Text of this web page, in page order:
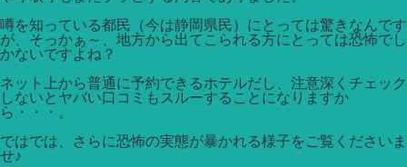
噂を知っている都民（今は静岡県民）にとっては驚きなんです
が、そっかぁ～、地方から出てこられる方にとっては恐怖でし
かないですよね？
ネット上から普通に予約できるホテルだし、注意深くチェック
しないとヤバい口コミもスルーすることになりますか
ら・・・。
ではでは、さらに恐怖の実態が暴かれる様子をご覧くださいま
せ♪